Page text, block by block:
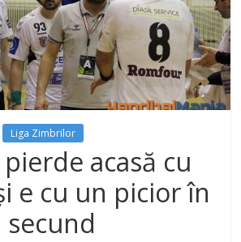
Liga Zimbrilor
acasă cu
e cu un picior în